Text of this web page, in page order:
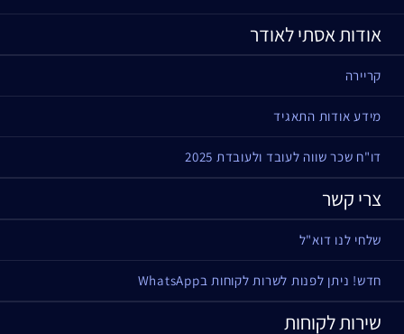
אודות אסתי לאודר
קריירה
מידע אודות התאגיד
דו"ח שכר שווה לעובד ולעובדת 2025
צרי קשר
שלחי לנו דוא"ל
חדש! ניתן לפנות לשרות לקוחות בWhatsApp
שירות לקוחות